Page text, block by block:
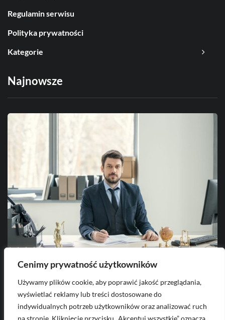
Cenimy prywatność użytkowników
Używamy plików cookie, aby poprawić jakość przeglądania,
wyświetlać reklamy lub treści dostosowane do
indywidualnych potrzeb użytkowników oraz analizować ruch
na stronie. Kliknięcie przycisku „Akceptuj wszystkie” oznacza
Regulamin serwisu
Polityka prywatności
Kategorie
Najnowsze
2026-08-08
Jakie kompetencje ma Adwokat w
porównaniu z Radcą prawnym i
prawnikiem?